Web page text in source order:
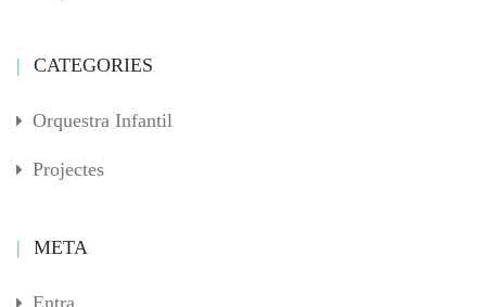
CATEGORIES
Orquestra Infantil
Projectes
META